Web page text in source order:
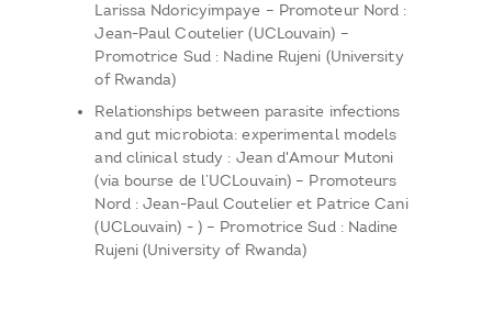
Larissa Ndoricyimpaye – Promoteur Nord :
Jean-Paul Coutelier (UCLouvain) –
Promotrice Sud : Nadine Rujeni (University
of Rwanda)
Relationships between parasite infections
and gut microbiota: experimental models
and clinical study : Jean d'Amour Mutoni
(via bourse de l’UCLouvain) – Promoteurs
Nord : Jean-Paul Coutelier et Patrice Cani
(UCLouvain) - ) – Promotrice Sud : Nadine
Rujeni (University of Rwanda)